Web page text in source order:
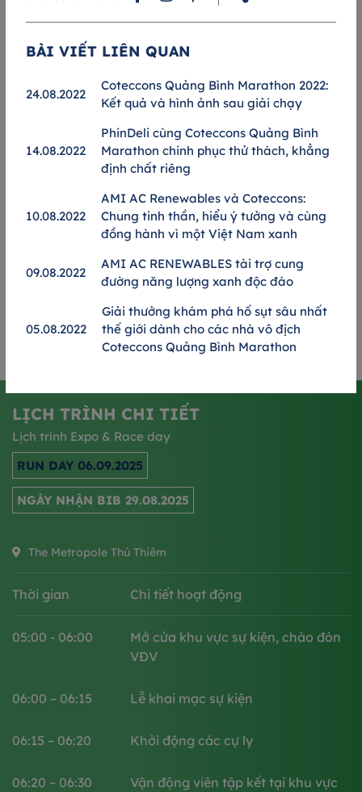
Cự ly 5km của GreenUP Run 2025 thích hợp cho các Vận động
viên muốn nuôi dưỡng tình yêu ban đầu với chạy bộ hoặc tìm
lại cảm hứng thể thao, chuẩn bị cho những mục tiêu xa hơn.​​
Xuất phát và về đích tại đường Trần Bạch Đằng (trên nóc hầm
Thủ Thiêm), vận động viên băng qua Tố Hữu, tiếp tục men theo
Bùi Thiện Ngộ (đường châu thổ trên cao), chạm ngã ba Nguyễn
Cơ Thạch trước khi quay đầu để hoàn tất quãng đường. Dọc
đường có 2 trạm tiếp nước bố trí cách nhau 1,2 – 1,5km.​​
*Đường chạy có thể thay đổi tùy theo điều kiện thực tế.​
LỊCH TRÌNH CHI TIẾT
Lịch trình Expo & Race day
RUN DAY 06.09.2025
NGÀY NHẬN BIB 29.08.2025
The Metropole Thủ Thiêm
Thời gian Chi tiết hoạt động
05:00 - 06:00
Mở cửa khu vực sự kiện, chào đón
VĐV
06:00 – 06:15​ Lễ khai mạc sự kiện
06:15 – 06:20​ Khởi động các cự ly
06:20 – 06:30​
Vận động viên tập kết tại khu vực
BÀI VIẾT LIÊN QUAN
24.08.2022
Coteccons Quảng Bình Marathon 2022:
Kết quả và hình ảnh sau giải chạy
14.08.2022
PhinDeli cùng Coteccons Quảng Bình
Marathon chinh phục thử thách, khẳng
định chất riêng
10.08.2022
AMI AC Renewables và Coteccons:
Chung tinh thần, hiểu ý tưởng và cùng
đồng hành vì một Việt Nam xanh
09.08.2022
AMI AC RENEWABLES tài trợ cung
đường năng lượng xanh độc đáo
05.08.2022
Giải thưởng khám phá hố sụt sâu nhất
thế giới dành cho các nhà vô địch
Coteccons Quảng Bình Marathon